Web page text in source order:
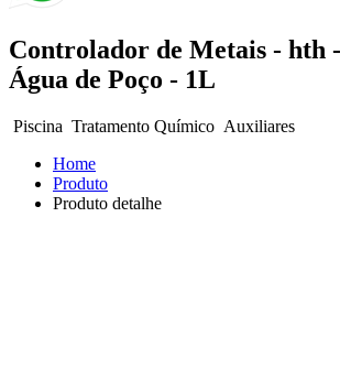
Controlador de Metais - hth
Água de Poço - 1L
Piscina Tratamento Químico Auxiliares
Home
Produto
Produto detalhe